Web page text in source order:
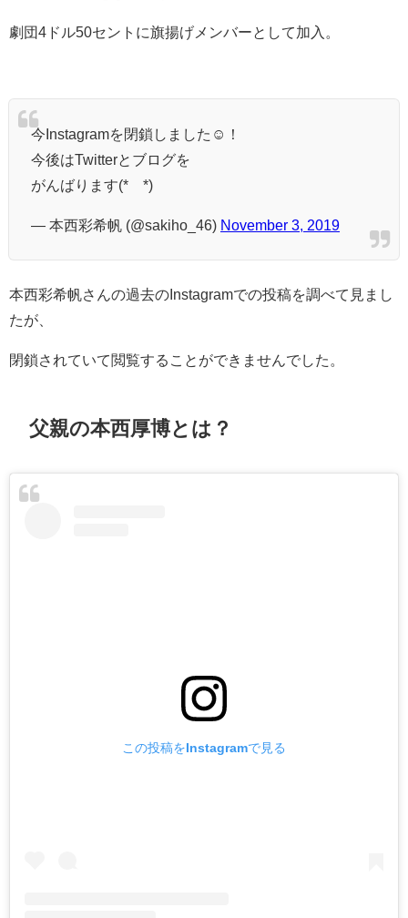
劇団4ドル50セントに旗揚げメンバーとして加入。
今Instagramを閉鎖しました☺️！
今後はTwitterとブログを
がんばります(*¨*)
— 本西彩希帆 (@sakiho_46) November 3, 2019
本西彩希帆さんの過去のInstagramでの投稿を調べて見まし
たが、
閉鎖されていて閲覧することができませんでした。
父親の本西厚博とは？
この投稿をInstagramで見る